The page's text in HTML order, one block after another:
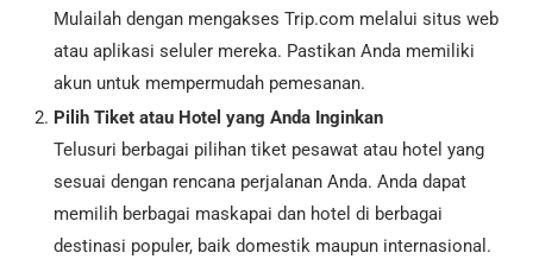
Mulailah dengan mengakses Trip.com melalui situs web
atau aplikasi seluler mereka. Pastikan Anda memiliki
akun untuk mempermudah pemesanan.
Pilih Tiket atau Hotel yang Anda Inginkan
Telusuri berbagai pilihan tiket pesawat atau hotel yang
sesuai dengan rencana perjalanan Anda. Anda dapat
memilih berbagai maskapai dan hotel di berbagai
destinasi populer, baik domestik maupun internasional.